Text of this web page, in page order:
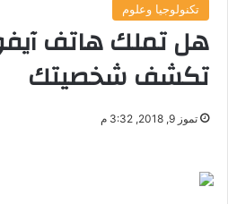
تكنولوجيا وعلوم
هل تملك هاتف
تكشف شخصيتك
تموز 9, 2018, 3:32 م